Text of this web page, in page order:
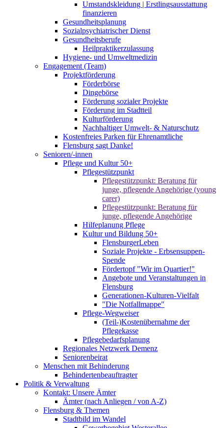
Umstandskleidung | Erstlingsausstattung
finanzieren
Gesundheitsplanung
Sozialpsychiatrischer Dienst
Gesundheitsberufe
Heilpraktikerzulassung
Hygiene- und Umweltmedizin
Engagement (Team)
Projektförderung
Förderbörse
Dingebörse
Förderung sozialer Projekte
Förderung im Stadtteil
Kulturförderung
Nachhaltiger Umwelt- & Naturschutz
Kostenfreies Parken für Ehrenamtliche
Flensburg sagt Danke!
Senioren/-innen
Pflege und Kultur 50+
Pflegestützpunkt
Pflegestützpunkt: Beratung für
junge, pflegende Angehörige (young
carer)
Pflegestützpunkt: Beratung für
junge, pflegende Angehörige
Hilfeplanung Pflege
Kultur und Bildung 50+
FlensburgerLeben
Soziale Projekte - Erbsensuppen-
Spende
Fördertopf "Wir im Quartier!"
Angebote und Veranstaltungen in
Flensburg
Generationen-Kulturen-Vielfalt
"Die Notfallmappe"
Pflege-Wegweiser
(Teil-)Kostenübernahme der
Pflegekasse
Pflegebedarfsplanung
Regionales Netzwerk Demenz
Seniorenbeirat
Menschen mit Behinderung
Behindertenbeauftragter
Politik & Verwaltung
Kontakt: Unsere Ämter
Ämter (nach Anliegen / von A-Z)
Flensburg & Themen
Stadtbild im Wandel